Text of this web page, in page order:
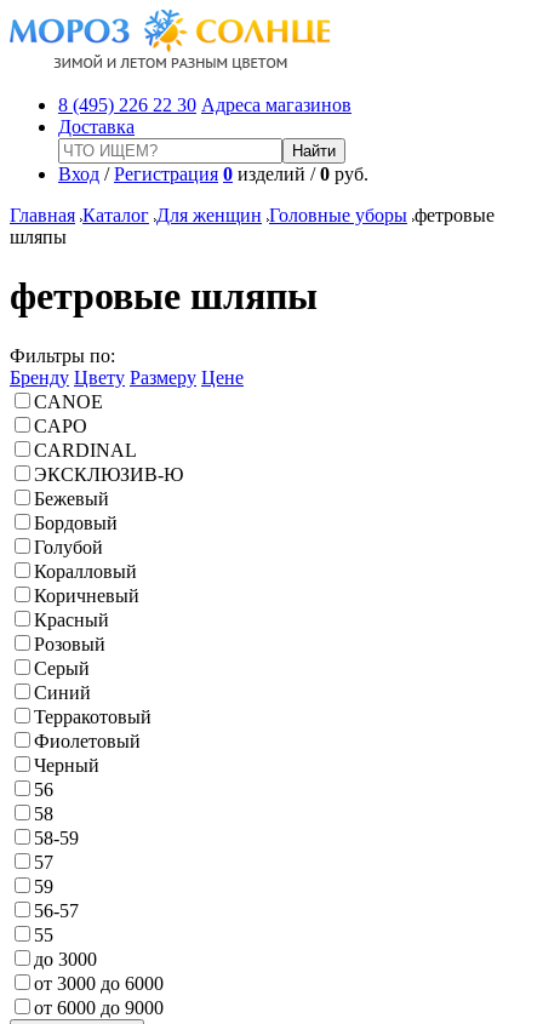
8 (495) 226 22 30 Адреса магазинов
Доставка
Вход /Регистрация 0 изделий /0 руб.
Главная Каталог Для женщин Головные уборы фетровые
шляпы
фетровые шляпы
Фильтры по:
Бренду Цвету Размеру Цене
CANOE
CAPO
CARDINAL
ЭКСКЛЮЗИВ-Ю
Бежевый
Бордовый
Голубой
Коралловый
Коричневый
Красный
Розовый
Серый
Синий
Терракотовый
Фиолетовый
Черный
56
58
58-59
57
59
56-57
55
до 3000
от 3000 до 6000
от 6000 до 9000